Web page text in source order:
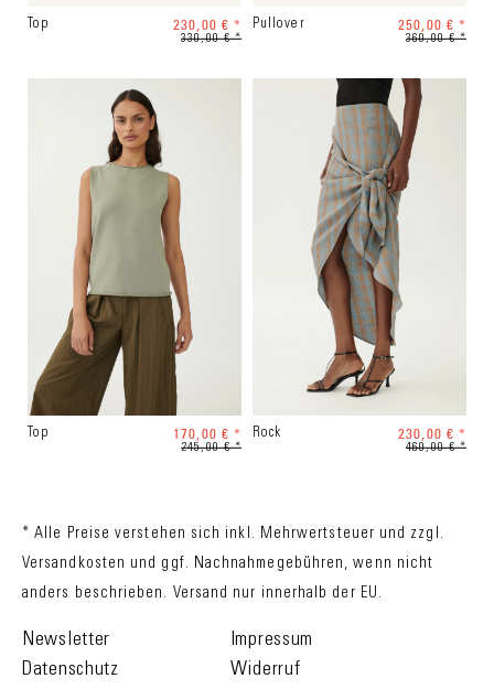
Top 230,00 € *
330,00 € *
Pullover 250,00 € *
360,00 € *
Top 170,00 € *
245,00 € *
Rock 230,00 € *
460,00 € *
* Alle Preise verstehen sich inkl. Mehrwertsteuer und zzgl.
Versandkosten und ggf. Nachnahmegebühren, wenn nicht
anders beschrieben. Versand nur innerhalb der EU.
Newsletter
Impressum
Datenschutz
Widerruf